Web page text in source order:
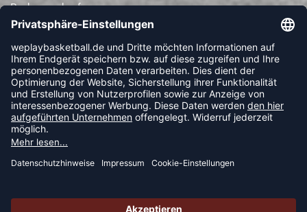
Rechnungskauf
Lastschrift
Kreditkarte
Vorkasse
NEWSLETTER